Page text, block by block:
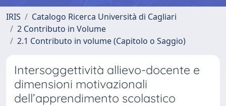
IRIS
Catalogo Ricerca Università di Cagliari
2 Contributo in Volume
2.1 Contributo in volume (Capitolo o Saggio)
Intersoggettività allievo-docente e
dimensioni motivazionali
dell’apprendimento scolastico